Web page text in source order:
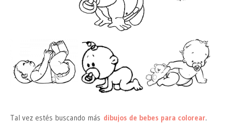
Tal vez estés buscando más dibujos de bebes para colorear.